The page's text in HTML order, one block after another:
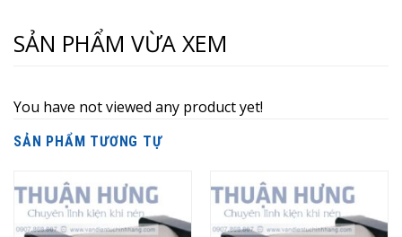
SẢN PHẨM VỪA XEM
You have not viewed any product yet!
SẢN PHẨM TƯƠNG TỰ